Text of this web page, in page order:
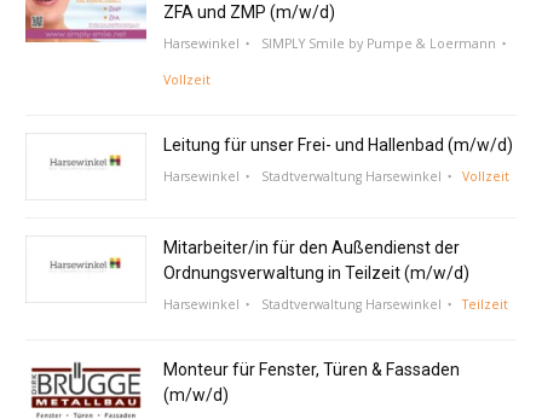
ZFA und ZMP (m/w/d)
Harsewinkel SIMPLY Smile by Pumpe & Loermann
Vollzeit
Leitung für unser Frei- und Hallenbad (m/w/d)
Harsewinkel Stadtverwaltung Harsewinkel Vollzeit
Mitarbeiter/in für den Außendienst der
Ordnungsverwaltung in Teilzeit (m/w/d)
Harsewinkel Stadtverwaltung Harsewinkel Teilzeit
Monteur für Fenster, Türen & Fassaden
(m/w/d)